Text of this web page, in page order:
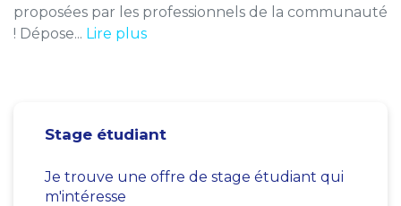
proposées par les professionnels de la communauté
! Dépose... Lire plus
Stage étudiant
Je trouve une offre de stage étudiant qui
m'intéresse